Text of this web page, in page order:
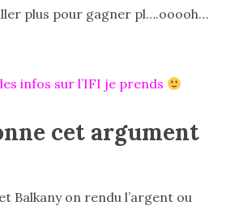
plus pour gagner pl….ooooh…
infos sur l’IFI je prends
cet argument
Balkany on rendu l’argent ou